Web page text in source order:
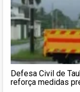
Defesa Civil de
reforça medidas